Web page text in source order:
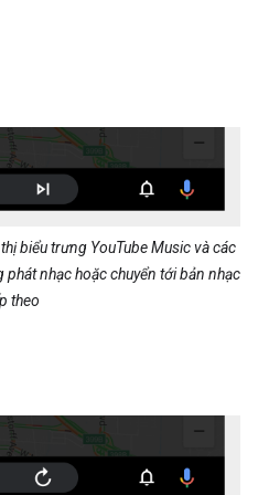
biểu trưng YouTube Music và các
nhạc hoặc chuyển tới bản nhạc
theo